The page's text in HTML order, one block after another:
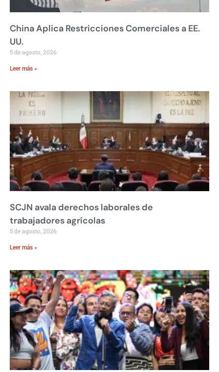
China Aplica Restricciones Comerciales a EE.
UU.
5 de agosto, 2026
Leer más »
SCJN avala derechos laborales de
trabajadores agrícolas
5 de agosto, 2026
Leer más »